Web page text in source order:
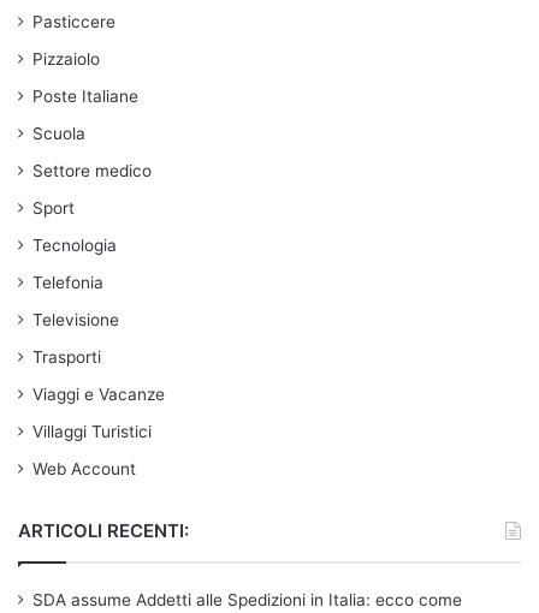
Pasticcere
Pizzaiolo
Poste Italiane
Scuola
Settore medico
Sport
Tecnologia
Telefonia
Televisione
Trasporti
Viaggi e Vacanze
Villaggi Turistici
Web Account
ARTICOLI RECENTI:
SDA assume Addetti alle Spedizioni in Italia: ecco come